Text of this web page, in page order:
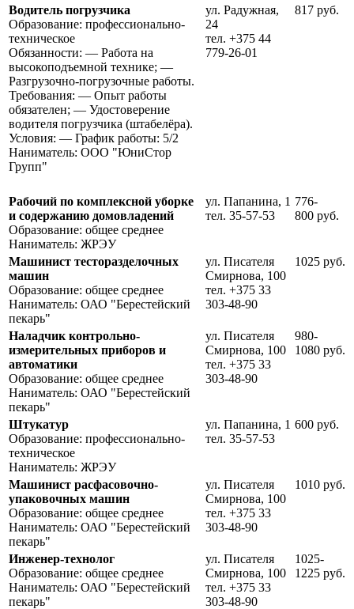
Водитель погрузчика
Образование: профессионально-
техническое
Обязанности: — Работа на
высокоподъемной технике; —
Разгрузочно-погрузочные работы.
Требования: — Опыт работы
обязателен; — Удостоверение
водителя погрузчика (штабелёра).
Условия: — График работы: 5/2
Наниматель: ООО "ЮниСтор
Групп"
ул. Радужная,
24
тел. +375 44
779-26-01
817 руб.
Рабочий по комплексной уборке
и содержанию домовладений
Образование: общее среднее
Наниматель: ЖРЭУ
ул. Папанина, 1
тел. 35-57-53
776-
800 руб.
Машинист тесторазделочных
машин
Образование: общее среднее
Наниматель: ОАО "Берестейский
пекарь"
ул. Писателя
Смирнова, 100
тел. +375 33
303-48-90
1025 руб.
Наладчик контрольно-
измерительных приборов и
автоматики
Образование: общее среднее
Наниматель: ОАО "Берестейский
пекарь"
ул. Писателя
Смирнова, 100
тел. +375 33
303-48-90
980-
1080 руб.
Штукатур
Образование: профессионально-
техническое
Наниматель: ЖРЭУ
ул. Папанина, 1
тел. 35-57-53
600 руб.
Машинист расфасовочно-
упаковочных машин
Образование: общее среднее
Наниматель: ОАО "Берестейский
пекарь"
ул. Писателя
Смирнова, 100
тел. +375 33
303-48-90
1010 руб.
Инженер-технолог
Образование: общее среднее
Наниматель: ОАО "Берестейский
пекарь"
ул. Писателя
Смирнова, 100
тел. +375 33
303-48-90
1025-
1225 руб.